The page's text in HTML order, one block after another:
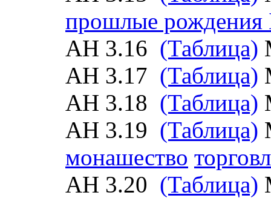
прошлые рождения
АН 3.16 (Таблица)
АН 3.17 (Таблица)
АН 3.18 (Таблица)
АН 3.19 (Таблица)
монашество
АН 3.20 (Таблица)